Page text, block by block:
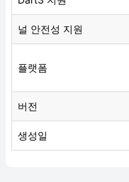
널 안전성 지원
플랫폼
버전
생성일